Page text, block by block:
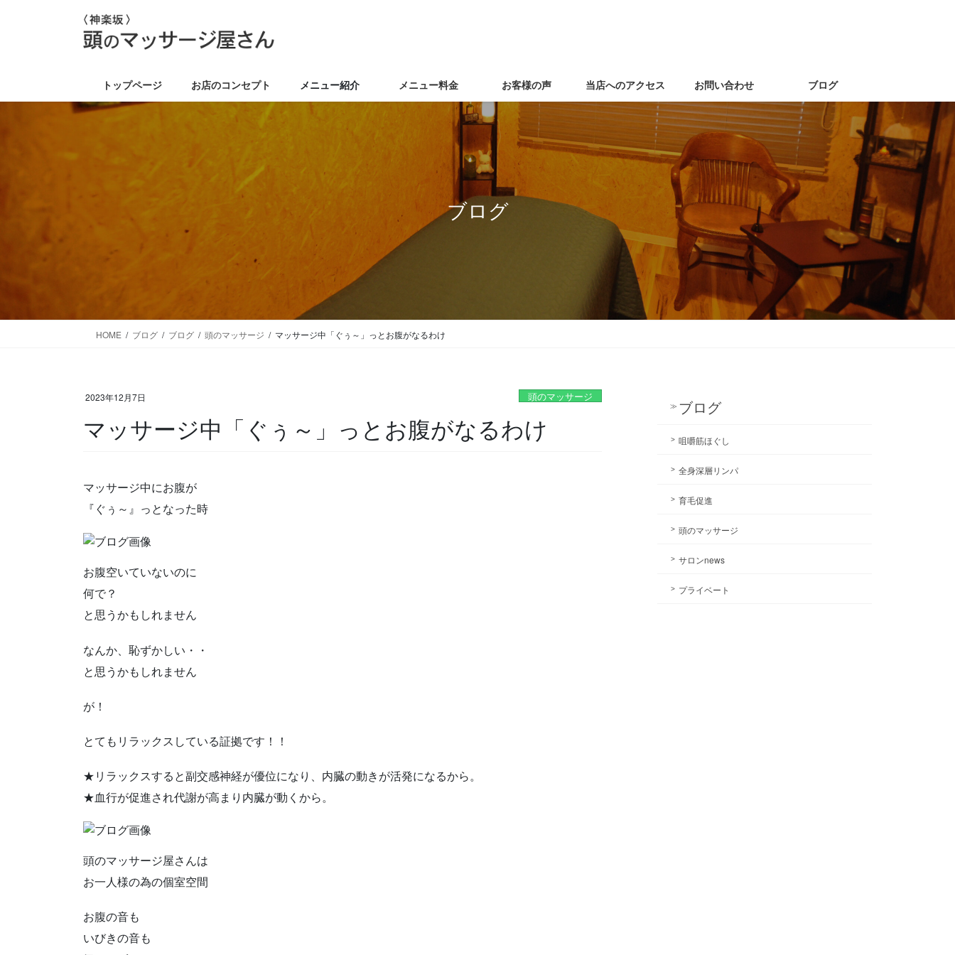
トップページ お店のコンセプト メニュー紹介 メニュー料金 お客様の声 当店へのアクセス お問い合わせ ブログ
ブログ
HOME ブログ ブログ 頭のマッサージ マッサージ中「ぐぅ～」っとお腹がなるわけ
2023年12月7日 頭のマッサージ
マッサージ中「ぐぅ～」っとお腹がなるわけ
マッサージ中にお腹が
『ぐぅ～』っとなった時
お腹空いていないのに
何で？
と思うかもしれません
なんか、恥ずかしい・・
と思うかもしれません
が！
とてもリラックスしている証拠です！！
★リラックスすると副交感神経が優位になり、内臓の動きが活発になるから。
★血行が促進され代謝が高まり内臓が動くから。
頭のマッサージ屋さんは
お一人様の為の個室空間
お腹の音も
いびきの音も
ブログ
咀嚼筋ほぐし
全身深層リンパ
育毛促進
頭のマッサージ
サロンnews
プライベート